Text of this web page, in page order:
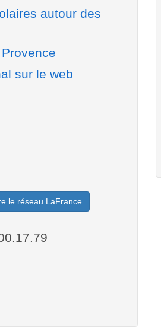
autour des
sur le web
le réseau LaFrance